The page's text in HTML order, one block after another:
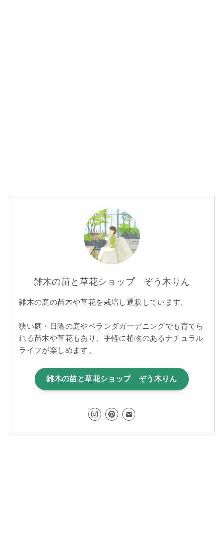
雑木の苗と草花ショップ ぞう木りん
雑木の庭の苗木や草花を栽培し通販しています。
狭い庭・日陰の庭やベランダガーデニングでも育てら
れる苗木や草花もあり、手軽に植物のあるナチュラル
ライフが楽しめます。
雑木の苗と草花ショップ ぞう木りん